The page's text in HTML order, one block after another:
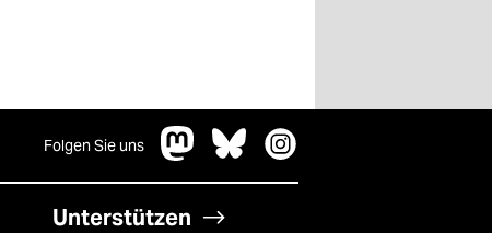
Folgen Sie uns
Unterstützen